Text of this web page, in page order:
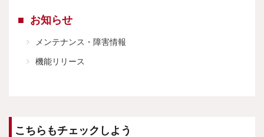
お知らせ
メンテナンス・障害情報
機能リリース
こちらもチェックしよう